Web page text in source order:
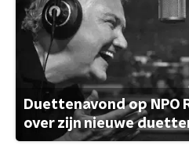
Duettenavond op NPO
over zijn nieuwe